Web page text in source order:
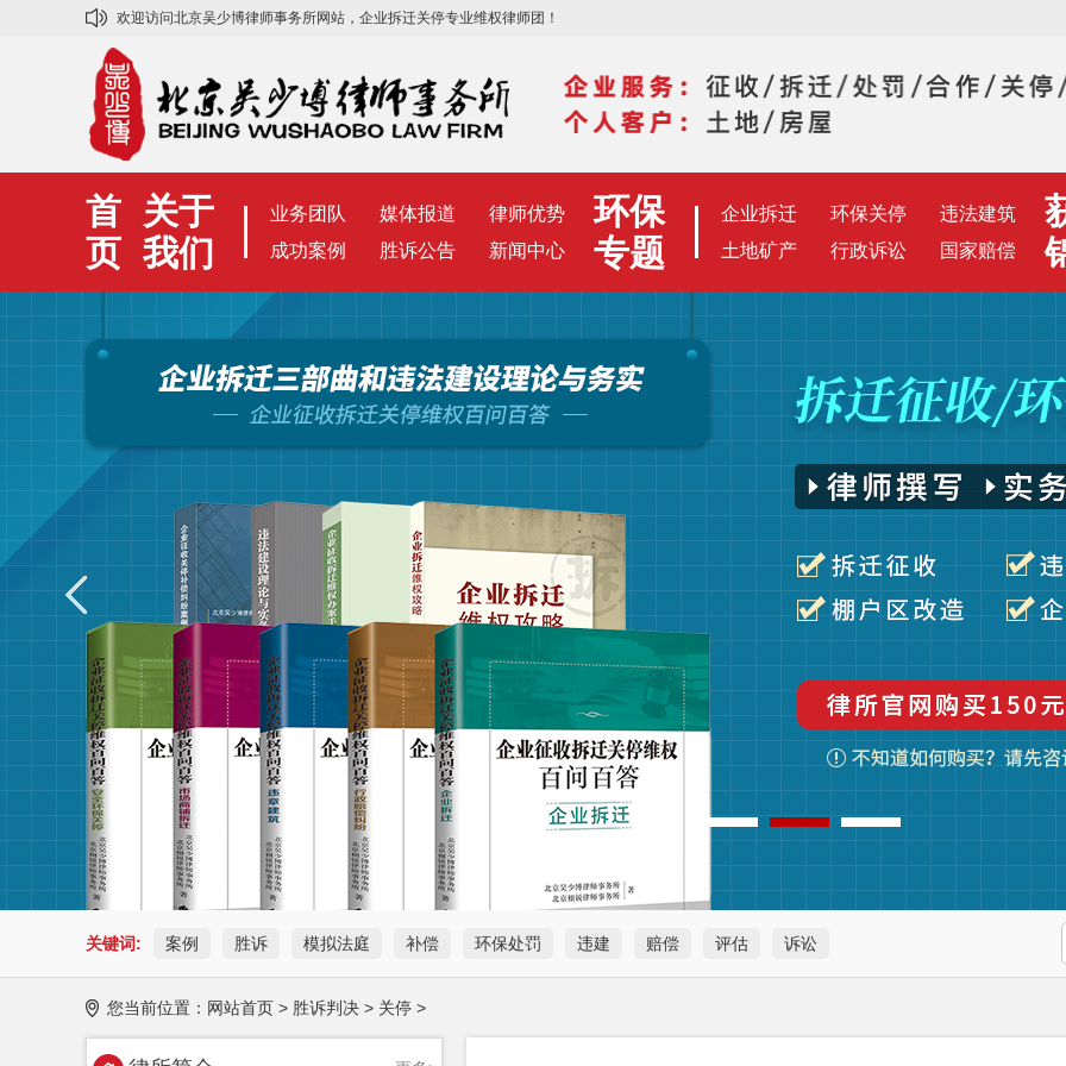
欢迎访问北京吴少博律师事务所网站 ，企业拆迁关停专业维权律师团！
首
页
关于
我们
业务团队 媒体报道
律师优势
成功案例
胜诉公告 新闻中心
环保
专题
企业拆迁 环保关停
违法建筑
土地矿产
行政诉讼 国家赔偿
关键词: 案例 胜诉 模拟法庭 补偿 环保处罚 违建 赔偿 评估 诉讼
您当前位置： 网站首页 > 胜诉判决 > 关停 >